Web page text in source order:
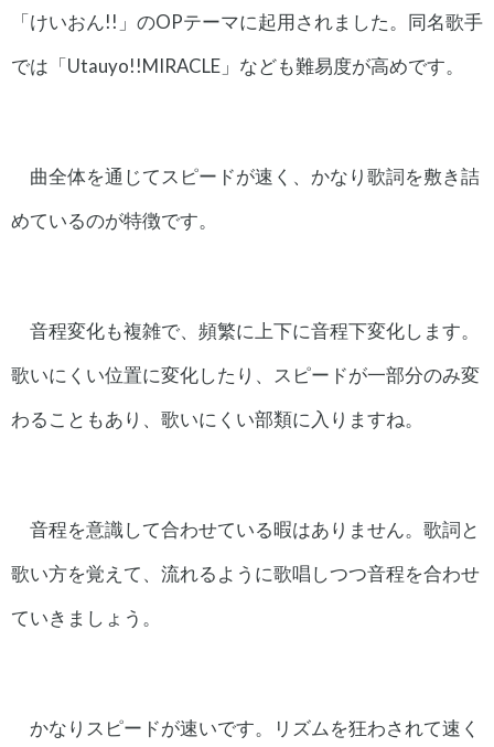
「けいおん!!」のOPテーマに起用されました。同名歌手
では「Utauyo!!MIRACLE」なども難易度が高めです。
曲全体を通じてスピードが速く、かなり歌詞を敷き詰
めているのが特徴です。
音程変化も複雑で、頻繁に上下に音程下変化します。
歌いにくい位置に変化したり、スピードが一部分のみ変
わることもあり、歌いにくい部類に入りますね。
音程を意識して合わせている暇はありません。歌詞と
歌い方を覚えて、流れるように歌唱しつつ音程を合わせ
ていきましょう。
かなりスピードが速いです。リズムを狂わされて速く